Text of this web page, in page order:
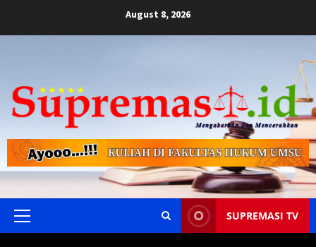
August 8, 2026
Primary
SUPREMASI TV